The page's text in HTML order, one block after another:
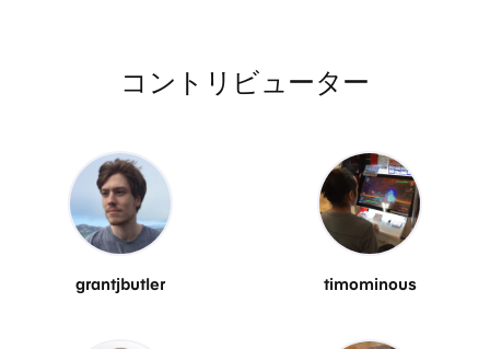
コントリビューター
grantjbutler timominous